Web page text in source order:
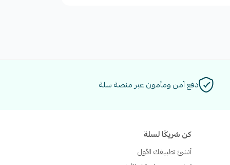
دفع آمن ومأمون عبر منصة سلة
كن شريكًا لسلة
أنشئ تطبيقك الأول